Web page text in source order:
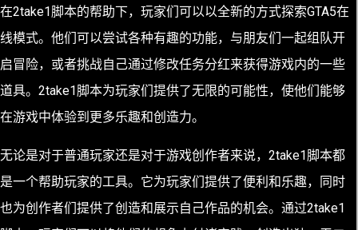
在2take1脚本的帮助下，玩家们可以以全新的方式探索GTA5在
线模式。他们可以尝试各种有趣的功能，与朋友们一起组队开
启冒险，或者挑战自己通过修改任务分红来获得游戏内的一些
道具。2take1脚本为玩家们提供了无限的可能性，使他们能够
在游戏中体验到更多乐趣和创造力。
无论是对于普通玩家还是对于游戏创作者来说，2take1脚本都
是一个帮助玩家的工具。它为玩家们提供了便利和乐趣，同时
也为创作者们提供了创造和展示自己作品的机会。通过2take1